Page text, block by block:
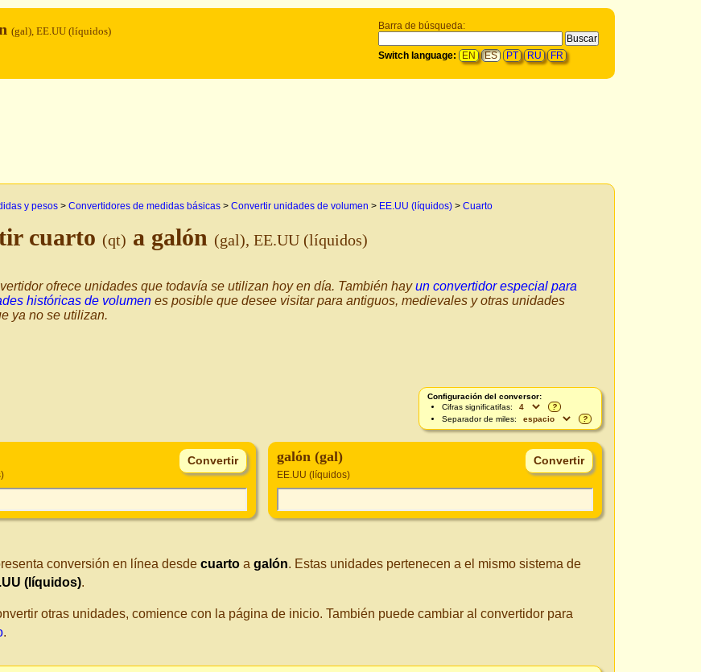
Barra de búsqueda:
Switch language: EN ES PT RU FR
(gal), EE.UU (líquidos)
y pesos > Convertidores de medidas básicas > Convertir unidades de volumen > EE.UU (líquidos) > Cuarto
cuarto (qt) a galón (gal), EE.UU (líquidos)
ofrece unidades que todavía se utilizan hoy en día. También hayun convertidor especial para
históricas de volumen es posible que desee visitar para antiguos, medievales y otras unidades
ya no se utilizan.
Configuración del conversor:
Cifras significatifas:
?
Separador de miles:
?
galón (gal)
EE.UU (líquidos)
conversión en línea desde cuarto a galón. Estas unidades pertenecen a el mismo sistema de
(líquidos).
otras unidades, comience con la página de inicio. También puede cambiar al convertidor para
.